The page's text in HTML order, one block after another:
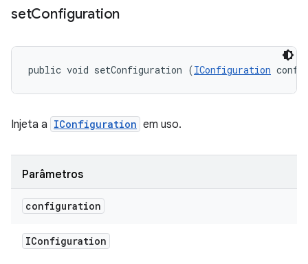
setConfiguration
public void setConfiguration (IConfiguration
Injeta a IConfiguration em uso.
Parâmetros
configuration
IConfiguration